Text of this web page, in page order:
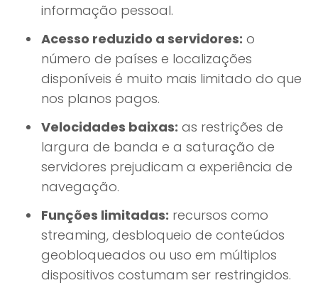
informação pessoal.
Acesso reduzido a servidores: o
número de países e localizações
disponíveis é muito mais limitado do que
nos planos pagos.
Velocidades baixas: as restrições de
largura de banda e a saturação de
servidores prejudicam a experiência de
navegação.
Funções limitadas: recursos como
streaming, desbloqueio de conteúdos
geobloqueados ou uso em múltiplos
dispositivos costumam ser restringidos.